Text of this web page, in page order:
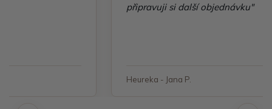
připravuji si další objednávku"